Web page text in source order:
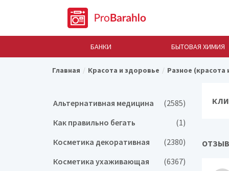
БАНКИ БЫТОВАЯ ХИМИЯ
Главная Красота и здоровье Разное (красота
Альтернативная медицина
(2585)
Как правильно бегать
(1)
Косметика декоративная
(2380)
Косметика ухаживающая
(6367)